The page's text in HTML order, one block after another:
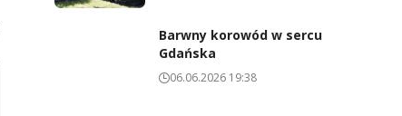
Barwny korowód w sercu
Gdańska
06.06.2026 19:38